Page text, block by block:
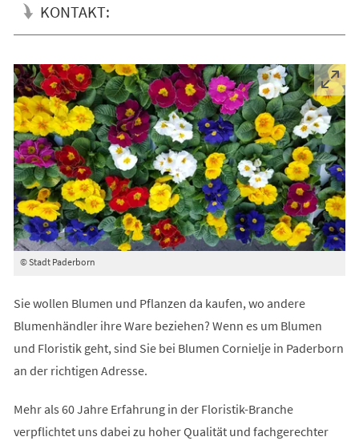
KONTAKT:
© Stadt Paderborn
Sie wollen Blumen und Pflanzen da kaufen, wo andere
Blumenhändler ihre Ware beziehen? Wenn es um Blumen
und Floristik geht, sind Sie bei Blumen Cornielje in Paderborn
an der richtigen Adresse.
Mehr als 60 Jahre Erfahrung in der Floristik-Branche
verpflichtet uns dabei zu hoher Qualität und fachgerechter